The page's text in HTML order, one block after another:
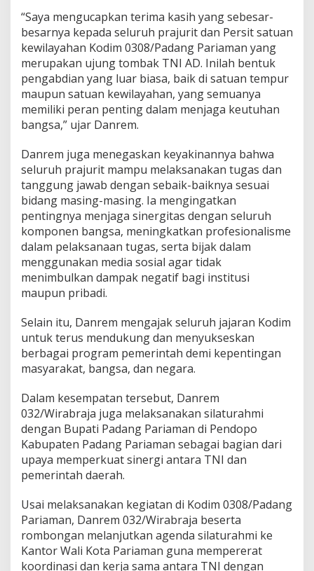
“Saya mengucapkan terima kasih yang sebesar-
besarnya kepada seluruh prajurit dan Persit satuan
kewilayahan Kodim 0308/Padang Pariaman yang
merupakan ujung tombak TNI AD. Inilah bentuk
pengabdian yang luar biasa, baik di satuan tempur
maupun satuan kewilayahan, yang semuanya
memiliki peran penting dalam menjaga keutuhan
bangsa,” ujar Danrem.
Danrem juga menegaskan keyakinannya bahwa
seluruh prajurit mampu melaksanakan tugas dan
tanggung jawab dengan sebaik-baiknya sesuai
bidang masing-masing. Ia mengingatkan
pentingnya menjaga sinergitas dengan seluruh
komponen bangsa, meningkatkan profesionalisme
dalam pelaksanaan tugas, serta bijak dalam
menggunakan media sosial agar tidak
menimbulkan dampak negatif bagi institusi
maupun pribadi.
Selain itu, Danrem mengajak seluruh jajaran Kodim
untuk terus mendukung dan menyukseskan
berbagai program pemerintah demi kepentingan
masyarakat, bangsa, dan negara.
Dalam kesempatan tersebut, Danrem
032/Wirabraja juga melaksanakan silaturahmi
dengan Bupati Padang Pariaman di Pendopo
Kabupaten Padang Pariaman sebagai bagian dari
upaya memperkuat sinergi antara TNI dan
pemerintah daerah.
Usai melaksanakan kegiatan di Kodim 0308/Padang
Pariaman, Danrem 032/Wirabraja beserta
rombongan melanjutkan agenda silaturahmi ke
Kantor Wali Kota Pariaman guna mempererat
koordinasi dan kerja sama antara TNI dengan